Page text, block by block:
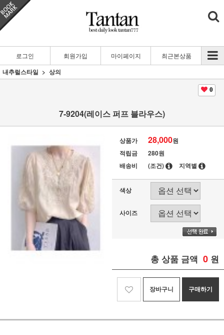
로그인 회원가입 마이페이지 최근본상품
내추럴스타일 상의
0
7-9204(레이스 퍼프 블라우스)
상품가 28,000원
적립금
280원
배송비
(조건) 지역별
색상
사이즈
총 상품 금액 0 원
장바구니 구매하기